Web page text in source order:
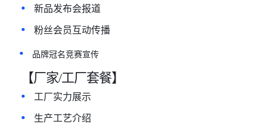
• 新品发布会报道
• 粉丝会员互动传播
• 品牌冠名竞赛宣传
【厂家/工厂套餐】
•
工厂实力展⽰
• 生产工艺介绍